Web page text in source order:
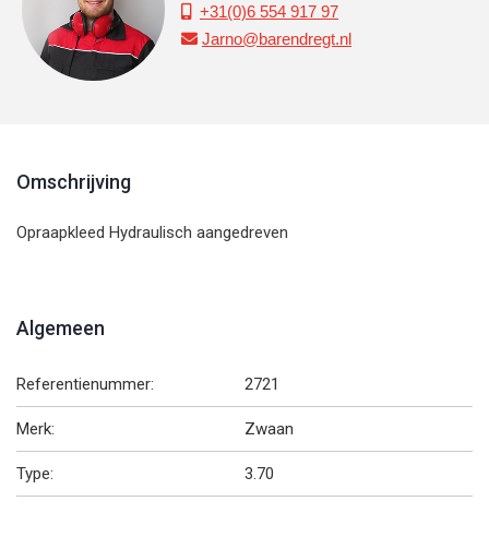
Omschrijving
Opraapkleed Hydraulisch aangedreven
Algemeen
Referentienummer: 2721
Merk: Zwaan
Type: 3.70
 +31(0)6 554 917 97
 Jarno@barendregt.nl